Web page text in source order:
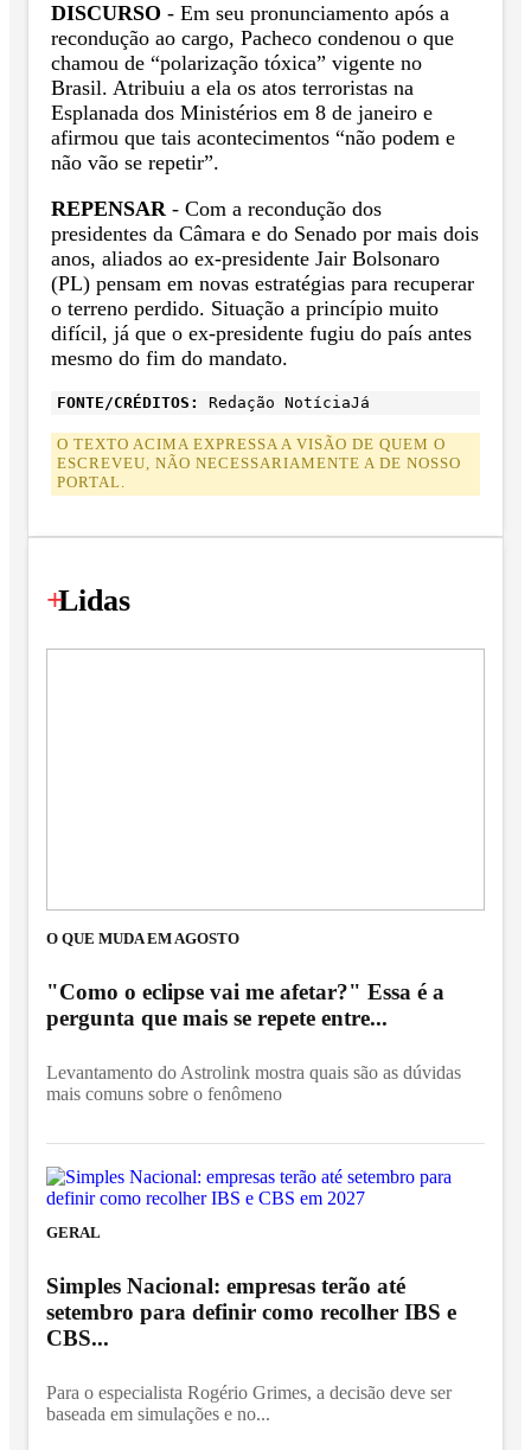
DISCURSO - Em seu pronunciamento após a
recondução ao cargo, Pacheco condenou o que
chamou de “polarização tóxica” vigente no
Brasil. Atribuiu a ela os atos terroristas na
Esplanada dos Ministérios em 8 de janeiro e
afirmou que tais acontecimentos “não podem e
não vão se repetir”.
REPENSAR - Com a recondução dos
presidentes da Câmara e do Senado por mais dois
anos, aliados ao ex-presidente Jair Bolsonaro
(PL) pensam em novas estratégias para recuperar
o terreno perdido. Situação a princípio muito
difícil, já que o ex-presidente fugiu do país antes
mesmo do fim do mandato.
FONTE/CRÉDITOS: Redação NotíciaJá
O TEXTO ACIMA EXPRESSA A VISÃO DE QUEM O
ESCREVEU, NÃO NECESSARIAMENTE A DE NOSSO
PORTAL.
+
Lidas
O QUE MUDA EM AGOSTO
"Como o eclipse vai me afetar?" Essa é a
pergunta que mais se repete entre...
Levantamento do Astrolink mostra quais são as dúvidas
mais comuns sobre o fenômeno
GERAL
Simples Nacional: empresas terão até
setembro para definir como recolher IBS e
CBS...
Para o especialista Rogério Grimes, a decisão deve ser
baseada em simulações e no...